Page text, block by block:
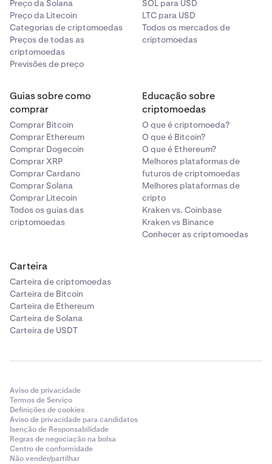
especifico a minha perda como 50 USD e o preço de
Stop loss é automaticamente calculado para 49.950
USD.
Quero definir apenas Take profit e especificar uma
primária
O preço atual de BTC Perp é de 69.000 USD e quero
colocar uma ordem Limit de compra a 69.000 USD. Já fiz
a minha análise de risco e decidi que quero Take profit
quando o preço subir 10%. Então, seleciono Take profit /
Stop loss simples ou avançado e especifico a minha
distância de entrada de Take profit como +10% e o
preço de Take profit é automaticamente calculado para
75.900 USD. Em seguida, deixo os campos de Stop loss
vazios e coloco a minha ordem apenas com Take profit e
Quero definir apenas Stop loss e especificar um preço
absoluto para o meu SL
O preço atual de BTC Perp é de 69.000 USD e quero
colocar uma ordem Limit de compra a 69.000 USD. Já fiz
a minha análise de risco e decidi que quero Stop loss se
o preço descer para 68.500 USD. Então, seleciono Take
meu Stop loss como 68.500 USD e a distância de
seguida, deixo os campos de Take profit vazios e coloco
a minha ordem apenas com Stop loss e sem Take profit.
Preço da Solana
Preço da Litecoin
Categorias de criptomoedas
Preços de todas as
criptomoedas
Previsões de preço
SOL para USD
LTC para USD
Todos os mercados de
criptomoedas
Guias sobre como
comprar
Comprar Bitcoin
Comprar Ethereum
Comprar Dogecoin
Comprar XRP
Comprar Cardano
Comprar Solana
Comprar Litecoin
Todos os guias das
criptomoedas
Educação sobre
criptomoedas
O que é criptomoeda?
O que é Bitcoin?
O que é Ethereum?
Melhores plataformas de
futuros de criptomoedas
Melhores plataformas de
cripto
Kraken vs. Coinbase
Kraken vs Binance
Conhecer as criptomoedas
Carteira
Carteira de criptomoedas
Carteira de Bitcoin
Carteira de Ethereum
Carteira de Solana
Carteira de USDT
Aviso de privacidade
Termos de Serviço
Definições de cookies
Aviso de privacidade para candidatos
Isenção de Responsabilidade
Regras de negociação na bolsa
Centro de conformidade
Não vender/partilhar